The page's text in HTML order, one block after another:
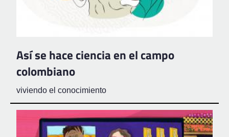
Así se hace ciencia en el campo
colombiano
viviendo el conocimiento